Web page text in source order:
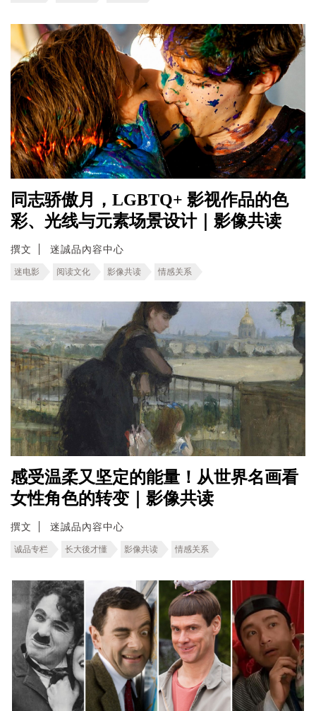
同志骄傲月，LGBTQ+ 影视作品的色
彩、光线与元素场景设计｜影像共读
撰文 迷誠品內容中心
迷电影 阅读文化 影像共读 情感关系
感受温柔又坚定的能量！从世界名画看
女性角色的转变｜影像共读
撰文 迷誠品內容中心
诚品专栏 长大後才懂 影像共读 情感关系